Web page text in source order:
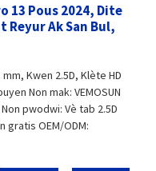
13 Pous 2024, Dite
Reyur Ak San Bul,
Kwen 2.5D, Klète HD
Non mak: VEMOSUN
pwodwi: Vè tab 2.5D
gratis OEM/ODM: